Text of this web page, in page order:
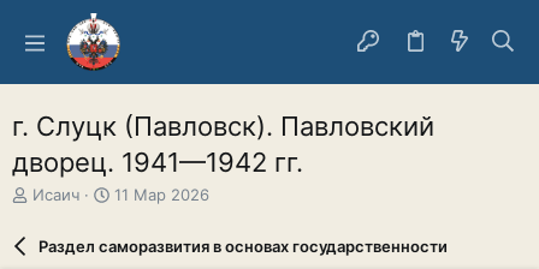
г. Слуцк (Павловск). Павловский
дворец. 1941—1942 гг.
А
о
Исаич
Д
а
11 Мар 2026
Раздел саморазвития в основах государственности